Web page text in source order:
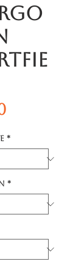
*
*